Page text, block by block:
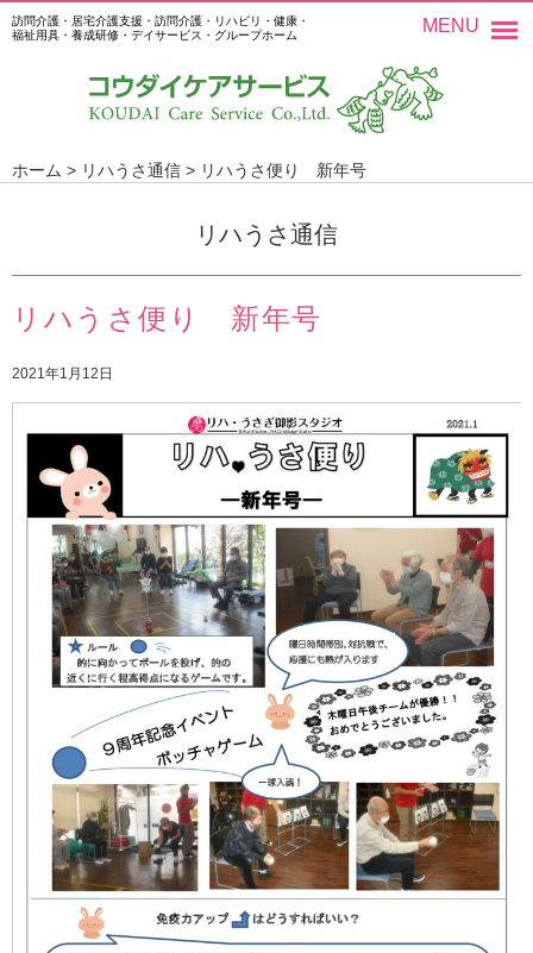
訪問介護・居宅介護支援・訪問介護・リハビリ・健康・
福祉用具・養成研修・デイサービス・グループホーム
MENU
ホーム > リハうさ通信 > リハうさ便り 新年号
リハうさ通信
リハうさ便り 新年号
2021年1月12日